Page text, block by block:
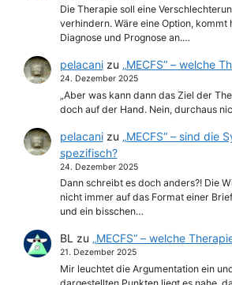
Die Therapie soll eine
verhindern. Wäre eine Option, kommt
Diagnose und Prognose an.…
pelacanizu „MECFS“ – welche
24. Dezember 2025
„Aber was kann dann das Ziel der
doch auf der Hand. Nein, durchaus
pelacanizu „MECFS“ – sind die
spezifisch?
24. Dezember 2025
Dann schreibt es doch anders?! Die
nicht immer auf das Format einer
und ein bisschen…
BL zu „MECFS“ – welche
21. Dezember 2025
Mir leuchtet die Argumentation ein